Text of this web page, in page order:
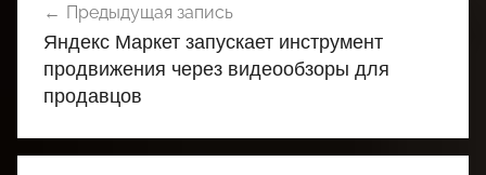
по
записям
Предыдущая запись
Яндекс Маркет запускает инструмент
продвижения через видеообзоры для
продавцов